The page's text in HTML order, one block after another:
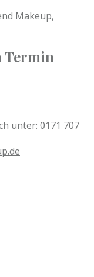
Termin
unter: 0171 707